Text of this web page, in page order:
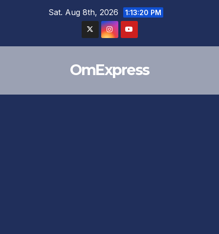
Sat. Aug 8th, 2026 1:13:21 PM
OmExpress